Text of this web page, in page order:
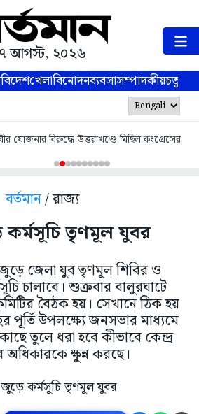
৭ আগস্ট, ২০২৬
বিদেশখেলাবিনোদনব্যবসাসম্পাদকীয়
যোজনার বিরুদ্ধে উত্তরাখণ্ডে মিছিল কংগ্রেসের
বর্তমান/ রাজ্য
তৃণমূল যুবর
জেলা যুব তৃণমূল শিবির ও
চালাবে। শুক্রবার বালুরঘাটে
বৈঠক হয়। সেখানে ঠিক হয়
পূর্তি উপলক্ষ্যে জনসভার মাধ্যমে
তুলে ধরা হবে কীভাবে কেন্দ্র
ক্ষুন্ন করছে।